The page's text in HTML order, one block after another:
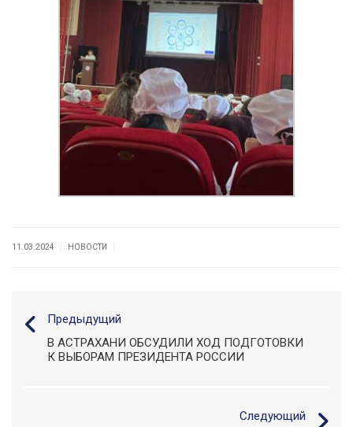
11.03.2024 НОВОСТИ
Предыдущий
В АСТРАХАНИ ОБСУДИЛИ ХОД ПОДГОТОВКИ
К ВЫБОРАМ ПРЕЗИДЕНТА РОССИИ
Следующий